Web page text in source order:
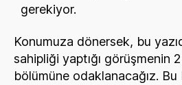
gerekiyor.
Konumuza dönersek, bu
sahipliği yaptığı görüşmenin
bölümüne odaklanacağız.